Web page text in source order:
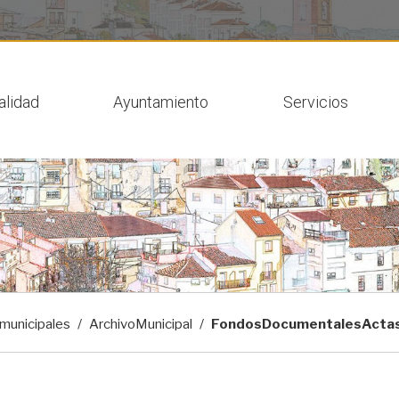
Ayuntamiento Servicios
ArchivoMunicipal